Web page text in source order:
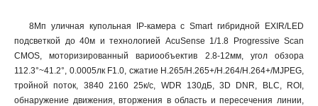
8Мп уличная купольная IP-камера c Smart гибридной EXIR/LED
подсветкой до 40м и технологией AcuSense 1/1.8 Progressive Scan
CMOS, моторизированный вариообъектив 2.8-12мм, угол обзора
112.3°~41.2°, 0.0005лк F1.0, сжатие H.265/H.265+/H.264/H.264+/MJPEG,
тройной поток, 3840 2160 25к/с, WDR 130дБ, 3D DNR, BLC, ROI,
обнаружение движения, вторжения в область и пересечения линии,